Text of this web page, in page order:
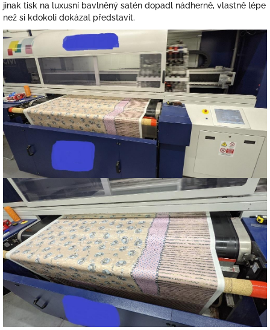
jinak tisk na luxusní bavlněný satén dopadl nádherně, vlastně lépe
než si kdokoli dokázal představit.